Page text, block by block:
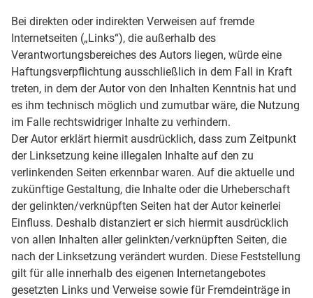
Bei direkten oder indirekten Verweisen auf fremde
Internetseiten („Links“), die außerhalb des
Verantwortungsbereiches des Autors liegen, würde eine
Haftungsverpflichtung ausschließlich in dem Fall in Kraft
treten, in dem der Autor von den Inhalten Kenntnis hat und
es ihm technisch möglich und zumutbar wäre, die Nutzung
im Falle rechtswidriger Inhalte zu verhindern.
Der Autor erklärt hiermit ausdrücklich, dass zum Zeitpunkt
der Linksetzung keine illegalen Inhalte auf den zu
verlinkenden Seiten erkennbar waren. Auf die aktuelle und
zukünftige Gestaltung, die Inhalte oder die Urheberschaft
der gelinkten/verknüpften Seiten hat der Autor keinerlei
Einfluss. Deshalb distanziert er sich hiermit ausdrücklich
von allen Inhalten aller gelinkten/verknüpften Seiten, die
nach der Linksetzung verändert wurden. Diese Feststellung
gilt für alle innerhalb des eigenen Internetangebotes
gesetzten Links und Verweise sowie für Fremdeinträge in